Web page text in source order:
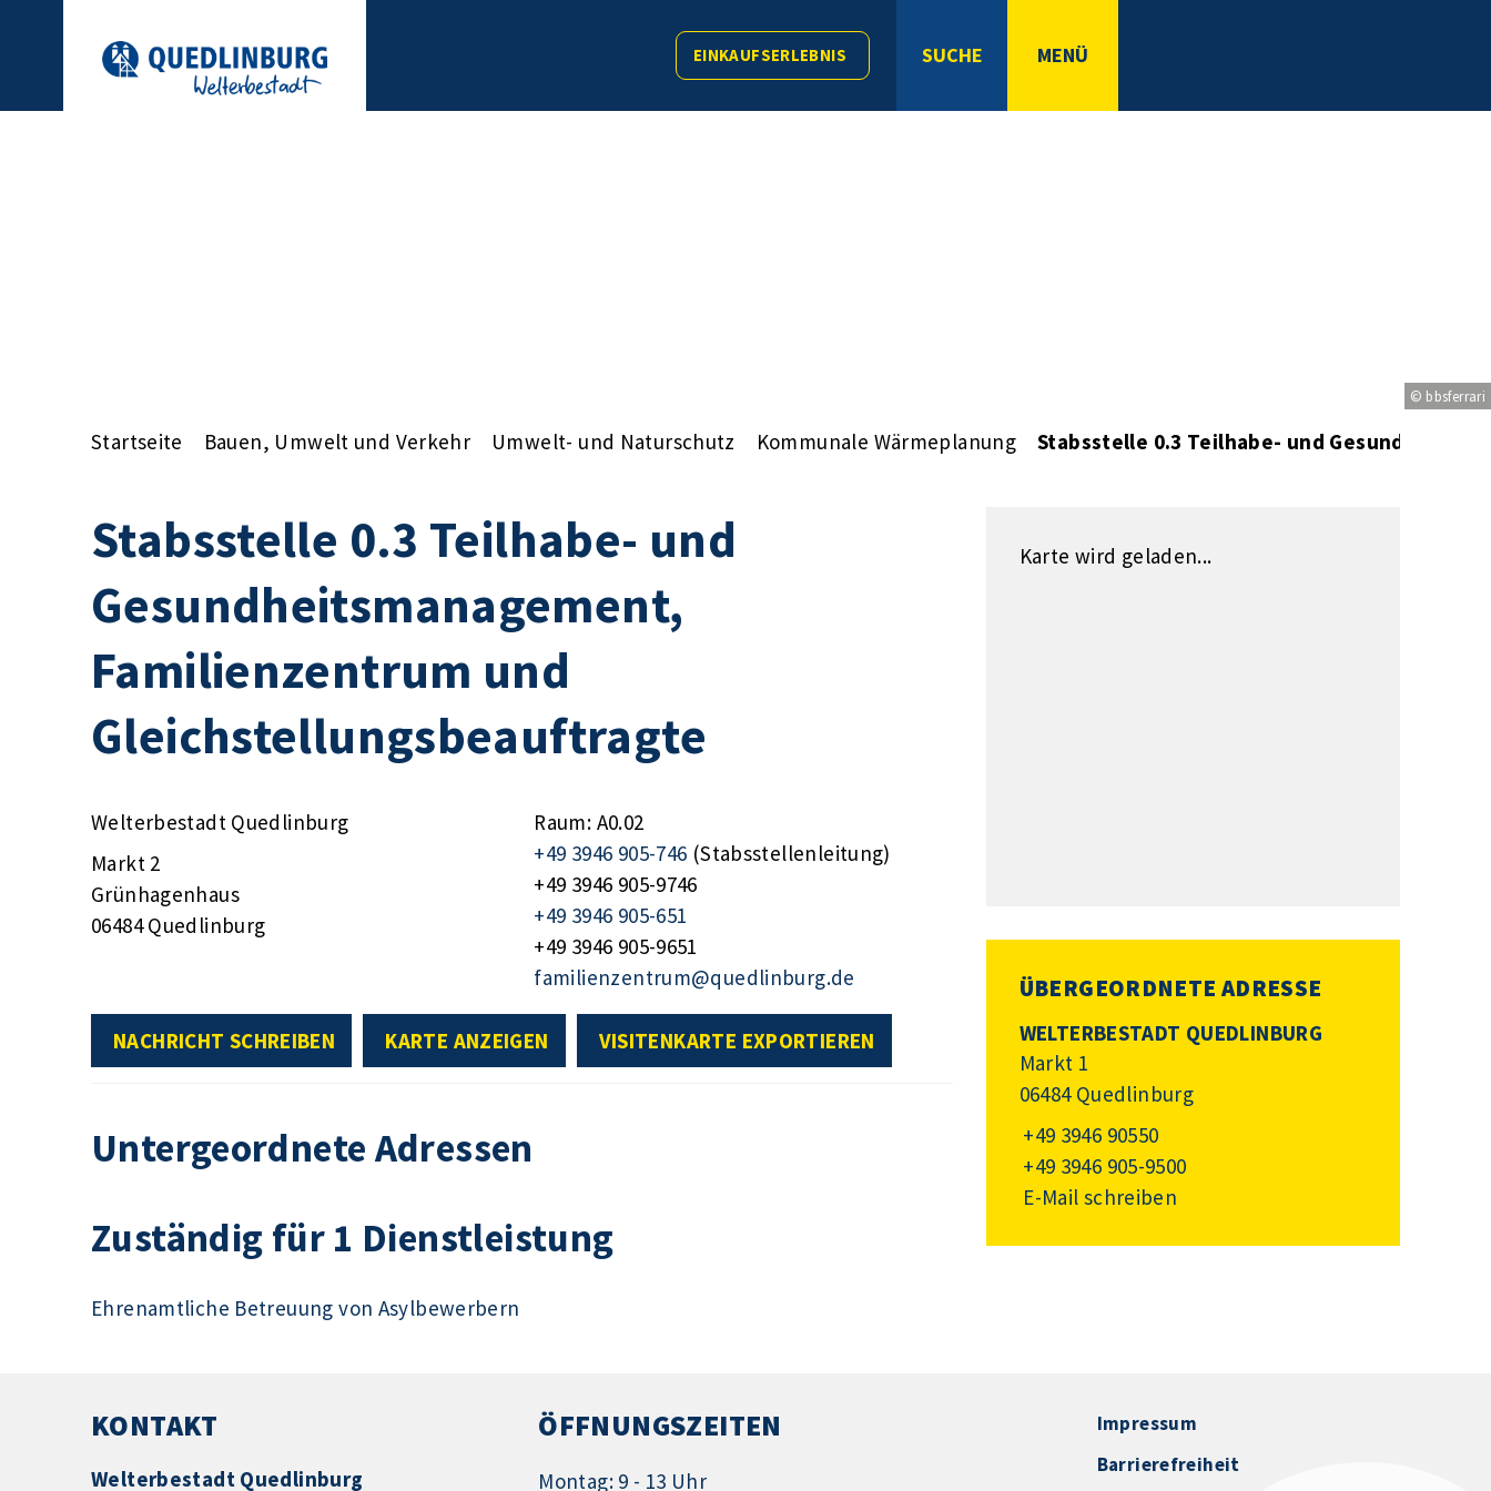
EINKAUFSERLEBNIS SUCHE MENÜ
© bbsferrari
Startseite Bauen, Umwelt und Verkehr Umwelt- und Naturschutz Kommunale Wärmeplanung Stabsstelle 0.3 Teilhabe- und
Stabsstelle 0.3 Teilhabe- und
Gesundheitsmanagement,
Familienzentrum und
Gleichstellungsbeauftragte
Welterbestadt Quedlinburg
Markt 2
Grünhagenhaus
06484 Quedlinburg
Raum: A0.02
+49 3946 905-746 (Stabsstellenleitung)
+49 3946 905-9746
+49 3946 905-651
+49 3946 905-9651
familienzentrum@quedlinburg.de
NACHRICHT SCHREIBEN KARTE ANZEIGEN VISITENKARTE EXPORTIEREN
Untergeordnete Adressen
Zuständig für 1 Dienstleistung
Ehrenamtliche Betreuung von Asylbewerbern
Karte wird geladen...
ÜBERGEORDNETE ADRESSE
WELTERBESTADT QUEDLINBURG
Markt 1
06484 Quedlinburg
+49 3946 90550
+49 3946 905-9500
E-Mail schreiben
KONTAKT
Welterbestadt Quedlinburg
ÖFFNUNGSZEITEN
Montag: 9 - 13 Uhr
Impressum
Barrierefreiheit